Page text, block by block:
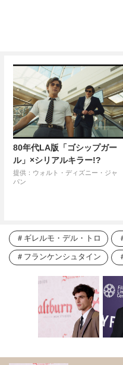
80年代LA版「ゴシップガー
ル」×シリアルキラー!?
提供：ウォルト・ディズニー・ジャ
パン
ギレルモ・デル・トロ
フランケンシュタイン